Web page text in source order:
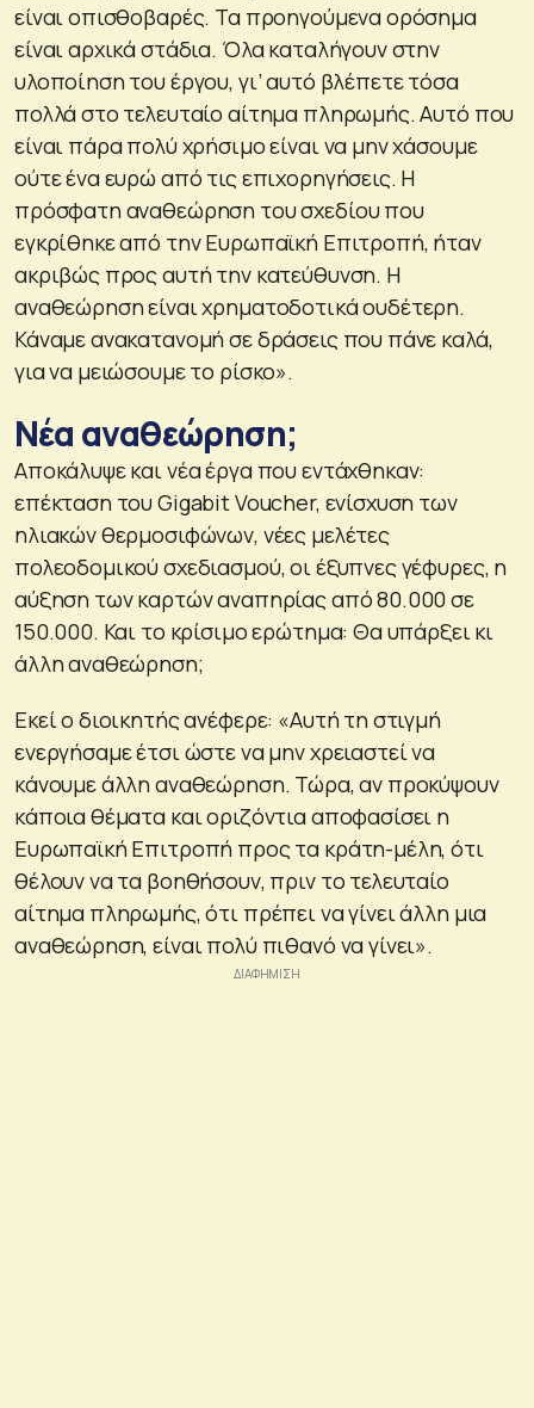
είναι οπισθοβαρές. Τα προηγούμενα ορόσημα
είναι αρχικά στάδια. Όλα καταλήγουν στην
υλοποίηση του έργου, γι’ αυτό βλέπετε τόσα
πολλά στο τελευταίο αίτημα πληρωμής. Αυτό που
είναι πάρα πολύ χρήσιμο είναι να μην χάσουμε
ούτε ένα ευρώ από τις επιχορηγήσεις. Η
πρόσφατη αναθεώρηση του σχεδίου που
εγκρίθηκε από την Ευρωπαϊκή Επιτροπή, ήταν
ακριβώς προς αυτή την κατεύθυνση. Η
αναθεώρηση είναι χρηματοδοτικά ουδέτερη.
Κάναμε ανακατανομή σε δράσεις που πάνε καλά,
για να μειώσουμε το ρίσκο».
Νέα αναθεώρηση;
Αποκάλυψε και νέα έργα που εντάχθηκαν:
επέκταση του Gigabit Voucher, ενίσχυση των
ηλιακών θερμοσιφώνων, νέες μελέτες
πολεοδομικού σχεδιασμού, οι έξυπνες γέφυρες, η
αύξηση των καρτών αναπηρίας από 80.000 σε
150.000. Και το κρίσιμο ερώτημα: Θα υπάρξει κι
άλλη αναθεώρηση;
Εκεί ο διοικητής ανέφερε: «Αυτή τη στιγμή
ενεργήσαμε έτσι ώστε να μην χρειαστεί να
κάνουμε άλλη αναθεώρηση. Τώρα, αν προκύψουν
κάποια θέματα και οριζόντια αποφασίσει η
Ευρωπαϊκή Επιτροπή προς τα κράτη-μέλη, ότι
θέλουν να τα βοηθήσουν, πριν το τελευταίο
αίτημα πληρωμής, ότι πρέπει να γίνει άλλη μια
αναθεώρηση, είναι πολύ πιθανό να γίνει».